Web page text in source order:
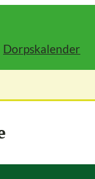
Dorpskalender